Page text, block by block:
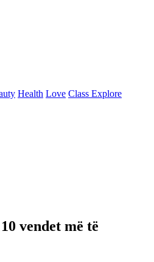
Health Love Class Explore
vendet më të